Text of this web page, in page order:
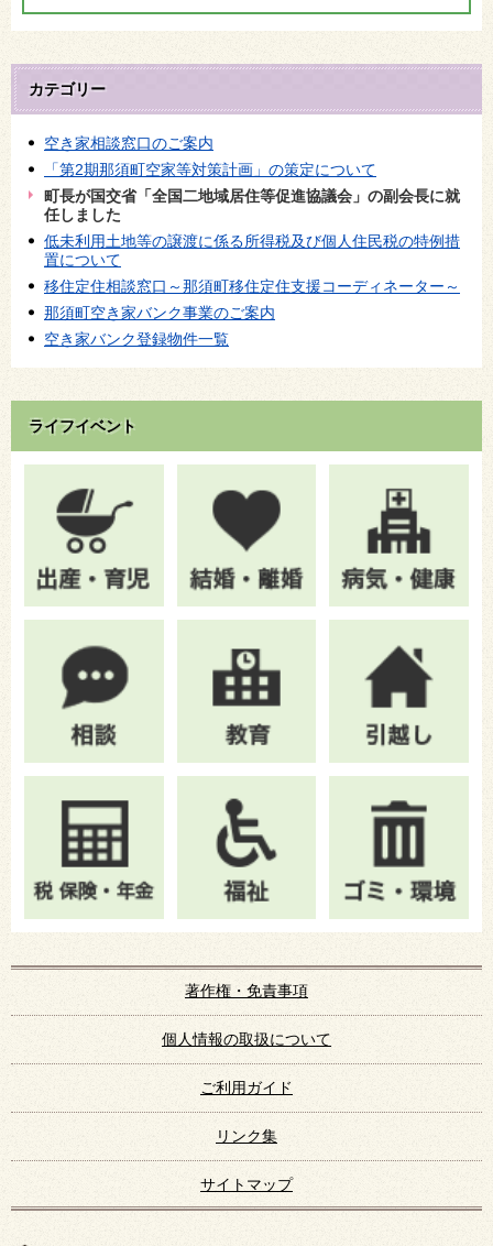
カテゴリー
空き家相談窓口のご案内
「第2期那須町空家等対策計画」の策定について
町長が国交省「全国二地域居住等促進協議会」の副会長に就
任しました
低未利用土地等の譲渡に係る所得税及び個人住民税の特例措
置について
移住定住相談窓口～那須町移住定住支援コーディネーター～
那須町空き家バンク事業のご案内
空き家バンク登録物件一覧
ライフイベント
著作権・免責事項
個人情報の取扱について
ご利用ガイド
リンク集
サイトマップ